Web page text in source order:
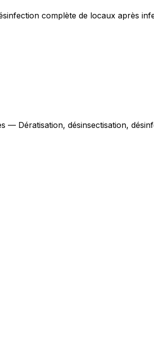
complète de locaux après
— Dératisation, désinsectisation,